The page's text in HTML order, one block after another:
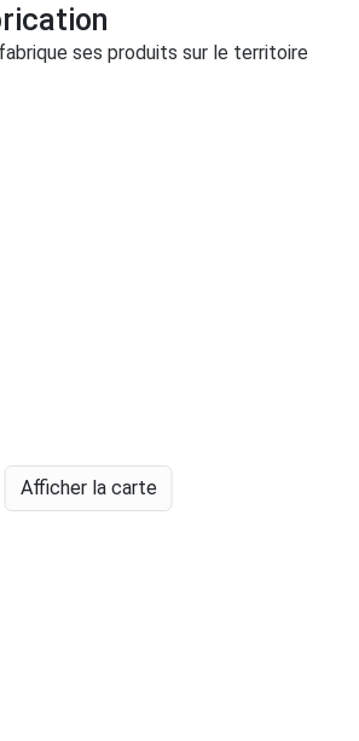
ses produits sur le territoire
Afficher la carte